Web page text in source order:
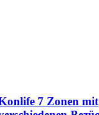
7 Zonen mit